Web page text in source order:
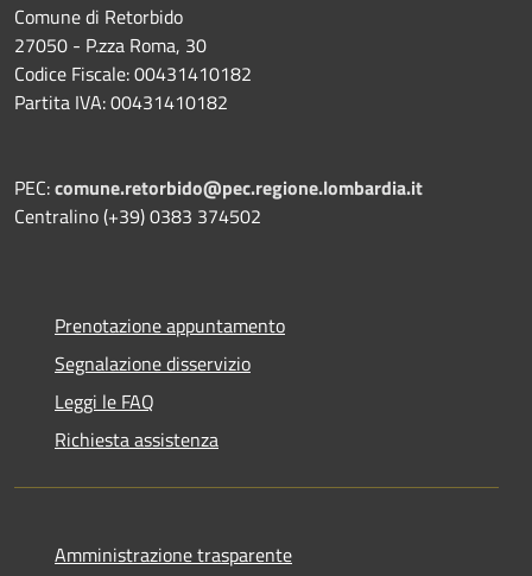
Comune di Retorbido
27050 - P.zza Roma, 30
Codice Fiscale: 00431410182
Partita IVA: 00431410182
PEC:comune.retorbido@pec.regione.lombardia.it
Centralino (+39) 0383 374502
Prenotazione appuntamento
Segnalazione disservizio
Leggi le FAQ
Richiesta assistenza
Amministrazione trasparente